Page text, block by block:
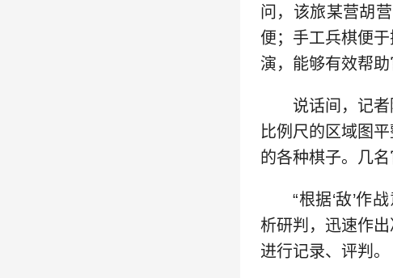
问，该旅某营胡
便；手工兵棋便
演，能够有效帮助
说话间，记
比例尺的区域图
的各种棋子。几
“根据‘敌’作
析研判，迅速作
进行记录、评判。